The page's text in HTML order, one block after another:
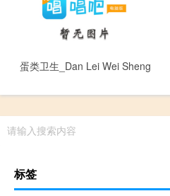
蛋类卫生_Dan Lei Wei Sheng
请输入搜索内容
标签